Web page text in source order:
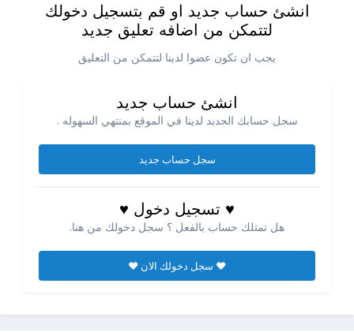
انشئ حساب جديد او قم بتسجيل دخولك
لتتمكن من اضافه تعليق جديد
يجب ان تكون عضوا لدينا لتتمكن من التعليق
انشئ حساب جديد
سجل حسابك الجديد لدينا في الموقع بمنتهي السهوله .
سجل حساب جديد
♥ تسجيل دخول ♥
هل تمتلك حساب بالفعل ؟ سجل دخولك من هنا.
♥ سجل دخولك الان ♥